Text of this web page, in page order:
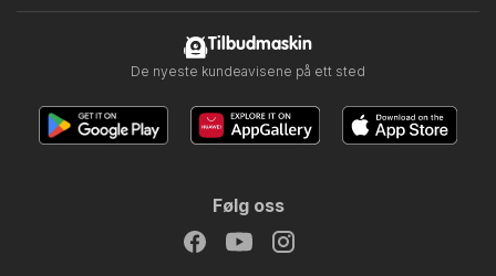
Tilbudmaskin
De nyeste kundeavisene på ett sted
Følg oss